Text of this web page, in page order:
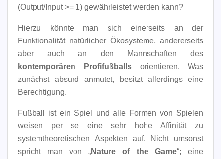
(Output/Input >= 1) gewährleistet werden kann?
Hierzu könnte man sich einerseits an der
Funktionalität natürlicher Ökosysteme, andererseits
aber auch an den Mannschaften des
kontemporären Profifußballs orientieren. Was
zunächst absurd anmutet, besitzt allerdings eine
Berechtigung.
Fußball ist ein Spiel und alle Formen von Spielen
weisen per se eine sehr hohe Affinität zu
systemtheoretischen Aspekten auf. Nicht umsonst
spricht man von „Nature of the Game“; eine